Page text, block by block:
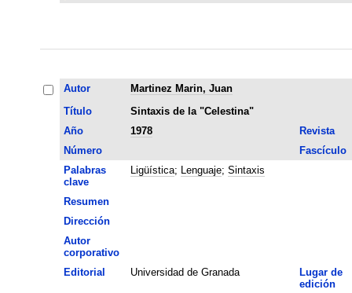
Autor
Martinez Marin, Juan
Título
Sintaxis de la "Celestina"
Año
1978 Revista
Número
Fascículo
Palabras
clave
Ligüística; Lenguaje; Sintaxis
Resumen
Dirección
Autor
corporativo
Editorial Universidad de Granada
Lugar de
edición